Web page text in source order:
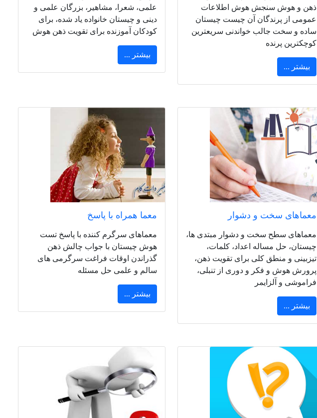
ذهن و هوش سنجش هوش اطلاعات
عمومی از پرندگان آن چیست چیستان
ساده و سخت جالب خواندنی سریعترین
کوچکترین پرنده
بیشتر ...
علمی، شعرا، مشاهیر، بزرگان علمی و
دینی و چیستان خانواده یاد شده، برای
کودکان آموزنده برای تقویت ذهن هوش
بیشتر ...
معماهای سخت و دشوار
معماهای سطح سخت و دشوار مبتدی ها،
چیستان، حل مساله اعداد، کلمات،
تیزبینی و منطق کلی برای تقویت ذهن،
پرورش هوش و فکر و دوری از تنبلی،
فراموشی و آلزایمر
بیشتر ...
معما همراه با پاسخ
معماهای سرگرم کننده با پاسخ تست
هوش چیستان با جواب چالش ذهن
گذراندن اوقات فراغت سرگرمی های
سالم و علمی حل مسئله
بیشتر ...